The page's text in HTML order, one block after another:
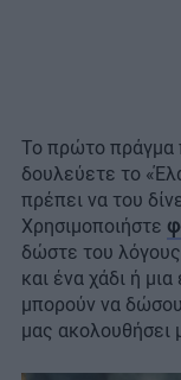
Το πρώτο πράγμα
δουλεύετε το
πρέπει να του
Χρησιμοποιήστε
δώστε του
και ένα χάδι ή
μπορούν να
μας ακολουθήσει